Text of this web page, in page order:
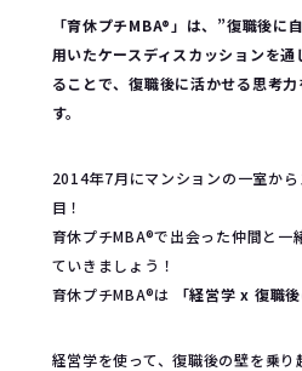
「育休プチMBA®︎」は、”復職後に
用いたケースディスカッションを
ることで、復職後に活かせる思考
す。
2014年7月にマンションの一室か
目！
育休プチMBA®︎で出会った仲間と一
ていきましょう！
育休プチMBA®︎は
「経営学 x 復職後
経営学を使って、復職後の壁を乗り